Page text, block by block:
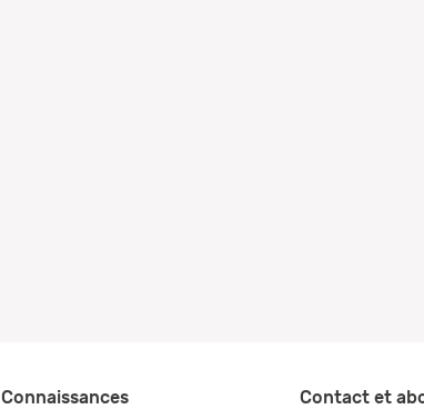
Connaissances Contact et